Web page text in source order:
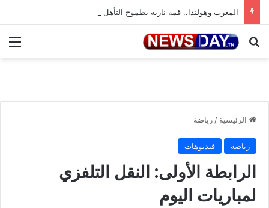
المغرب وهولندا.. قمة نارية بطموح التأهل إلى ثمن النهائي
بحث عن
الرئيسية / رياضة
رياضة فيديوهات
الرابطة الأولى: النقل التلفزي
لمباريات اليوم